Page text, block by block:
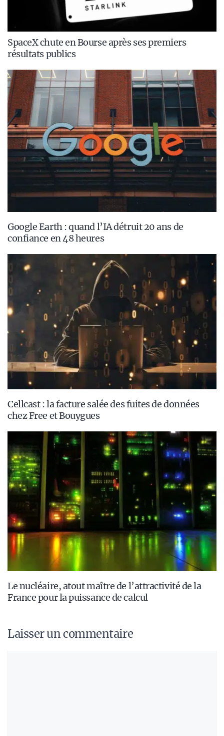
SpaceX chute en Bourse après ses premiers
résultats publics
Google Earth : quand l’IA détruit 20 ans de
confiance en 48 heures
Cellcast : la facture salée des fuites de données
chez Free et Bouygues
Le nucléaire, atout maître de l’attractivité de la
France pour la puissance de calcul
Laisser un commentaire